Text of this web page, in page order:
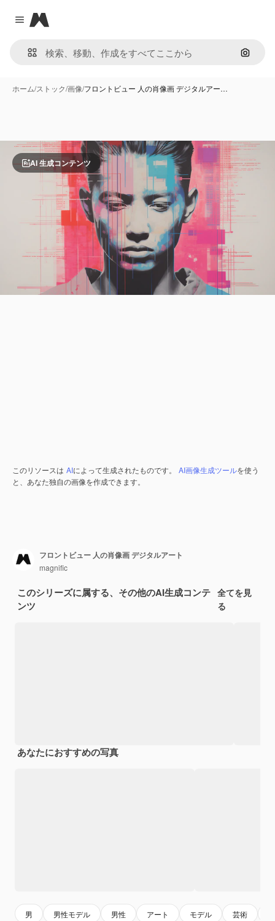
Close menu
Magnific
画像で
ホーム/ストック/画像/フロントビュー 人の肖像画 デジタルアー…
AI 生成コンテンツ
このリソースは AIによって生成されたものです。 AI画像生成ツールを使う
と、あなた独自の画像を作成できます。
フロントビュー 人の肖像画 デジタルアート
magnific
このシリーズに属する、その他のAI生成コンテ
ンツ
全てを見
る
あなたにおすすめの写真
男 男性モデル 男性 アート モデル 芸術